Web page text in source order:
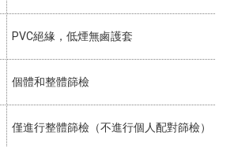
PVC絕緣，低煙無鹵護套
個體和整體篩檢
僅進行整體篩檢（不進行個人配對篩檢）